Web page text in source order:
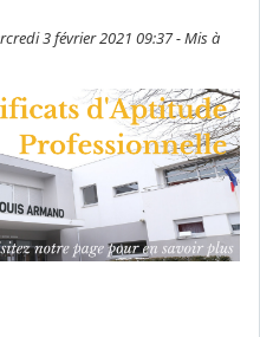
3 février 2021 09:37 - Mis à